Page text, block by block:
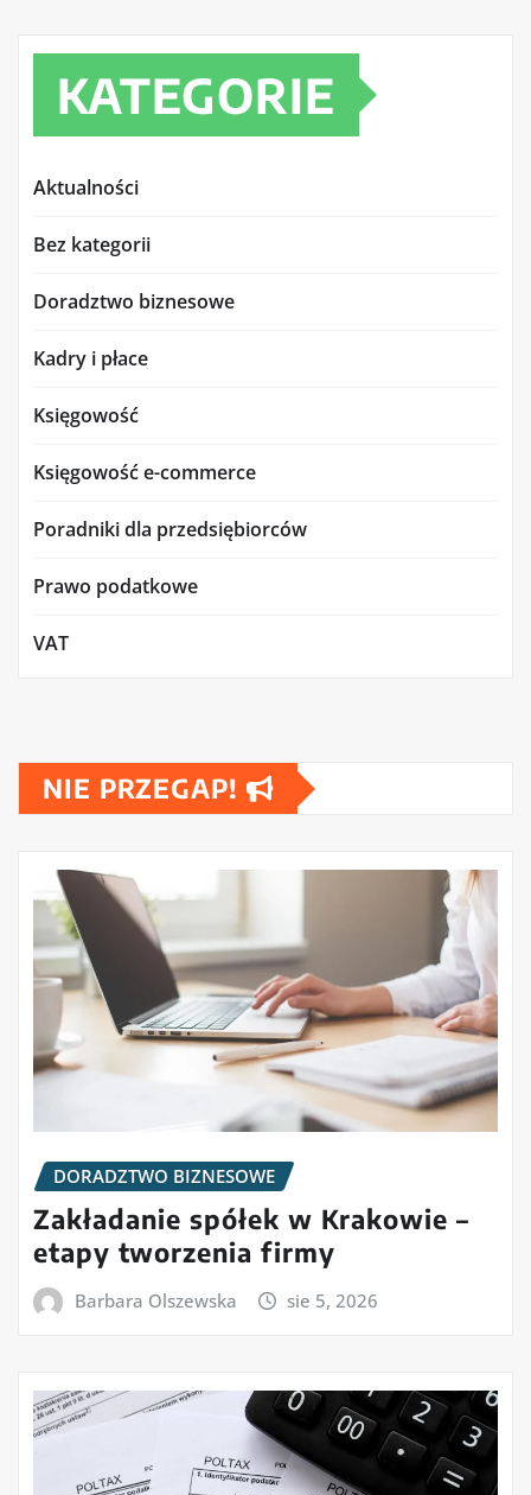
KATEGORIE
Aktualności
Bez kategorii
Doradztwo biznesowe
Kadry i płace
Księgowość
Księgowość e-commerce
Poradniki dla przedsiębiorców
Prawo podatkowe
VAT
NIE PRZEGAP!
DORADZTWO BIZNESOWE
Zakładanie spółek w Krakowie –
etapy tworzenia firmy
Barbara Olszewska sie 5, 2026